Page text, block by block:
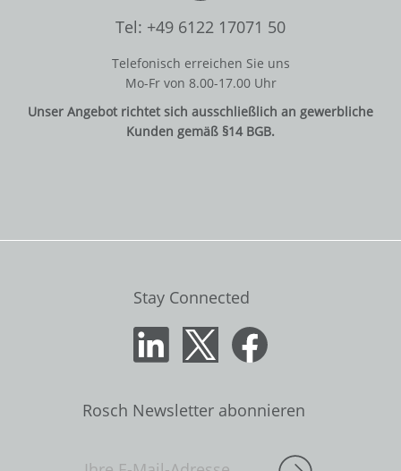
Tel: +49 6122 17071 50
Telefonisch erreichen Sie uns
Mo-Fr von 8.00-17.00 Uhr
Unser Angebot richtet sich ausschließlich an gewerbliche
Kunden gemäß §14 BGB.
Stay Connected
Rosch Newsletter abonnieren